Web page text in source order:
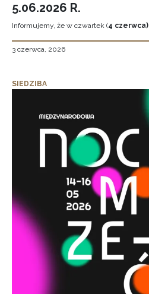
5.06.2026 R.
Informujemy, że w czwartek (4 czerwca)
3 czerwca, 2026
SIEDZIBA